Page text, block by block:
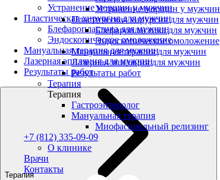
Устранение морщин у мужчин
Пластическая хирургия для мужчин
Блефаропластика для мужчин
Эндоскопическое омоложение
Мануальная терапия для мужчин
Лазерная эпиляция для мужчин
Результаты работ
Терапия
Устранение морщин у мужчин
Пластическая хирургия для мужчин
Блефаропластика для мужчин
Эндоскопическое омоложение
Мануальная терапия для мужчин
Лазерная эпиляция для мужчин
Результаты работ
Терапия
Терапия
Гастроэнтеролог
Мануальная терапия
Миофасциальный релизинг
+7 (812) 335-09-09
О клинике
Врачи
Контакты